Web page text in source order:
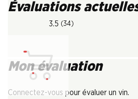
Évaluations
3.5 (34)
Mon évaluation
Connectez-vous pour évaluer un vin.